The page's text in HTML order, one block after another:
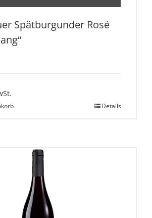
Spätburgunder Rosé
Details